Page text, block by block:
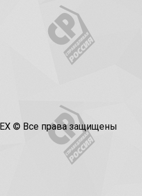
© Все права защищены